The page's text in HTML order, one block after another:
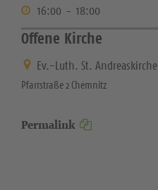
16:00 - 18:00
Offene Kirche
Ev.-Luth. St. Andreaskirche
Pfarrstraße 2 Chemnitz
Permalink